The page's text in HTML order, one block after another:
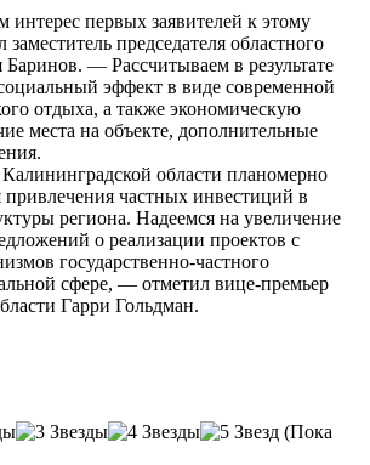
первых заявителей к этому
председателя областного
Баринов. — Рассчитываем в результате
эффект в виде современной
отдыха, а также экономическую
места на объекте, дополнительные
области планомерно
привлечения частных инвестиций в
региона. Надеемся на увеличение
о реализации проектов с
государственно-частного
сфере, — отметил вице-премьер
Гарри Гольдман.
(Пока